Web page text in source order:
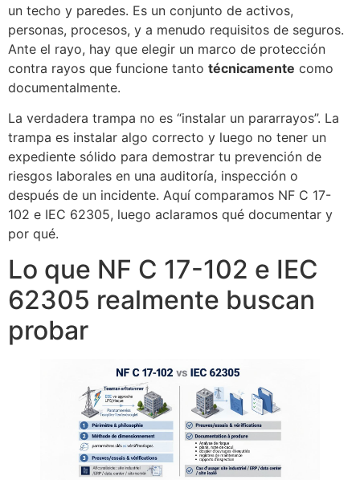
un techo y paredes. Es un conjunto de activos,
personas, procesos, y a menudo requisitos de seguros.
Ante el rayo, hay que elegir un marco de protección
contra rayos que funcione tanto técnicamente como
documentalmente.
La verdadera trampa no es “instalar un pararrayos”. La
trampa es instalar algo correcto y luego no tener un
expediente sólido para demostrar tu prevención de
riesgos laborales en una auditoría, inspección o
después de un incidente. Aquí comparamos NF C 17-
102 e IEC 62305, luego aclaramos qué documentar y
por qué.
Lo que NF C 17-102 e IEC
62305 realmente buscan
probar